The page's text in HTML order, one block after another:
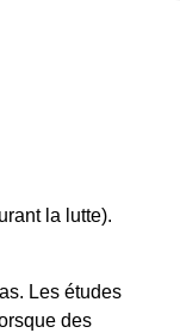
la lutte).
Les études
des